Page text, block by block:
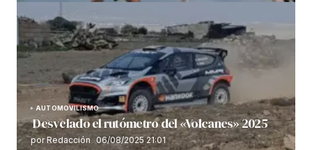
AUTOMOVILISMO
Desvelado el rutómetro del «Volcanes» 2025
por Redacción 06/08/2025 21:01